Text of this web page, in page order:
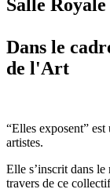
Salle
Dans le
de l'Art
“Elles exposent”
artistes.
Elle s’inscrit dans
travers de ce